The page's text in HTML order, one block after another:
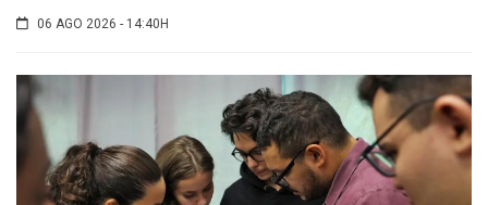
06 AGO 2026 - 14:40H